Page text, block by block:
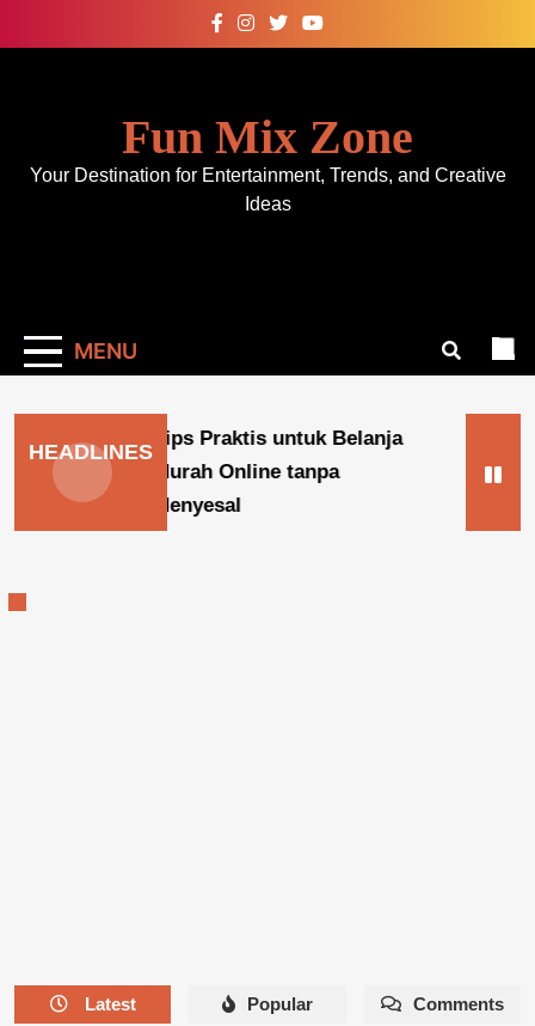
Fun Mix Zone
Your Destination for Entertainment, Trends, and Creative
Ideas
MENU
HEADLINES
Tips Praktis untuk Belanja
Murah Online tanpa
Menyesal
BUSINESS
3
weeks
Latest Popular Comments